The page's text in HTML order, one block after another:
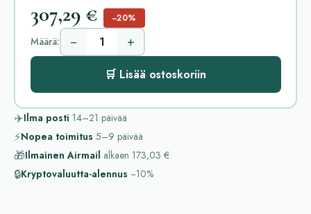
307,29 € −20%
Määrä: − +
🛒 Lisää ostoskoriin
✈️Ilma posti 14–21 päivää
⚡Nopea toimitus 5–9 päivää
🎁Ilmainen Airmail alkaen 173,03 €
🔒Kryptovaluutta-alennus −10%